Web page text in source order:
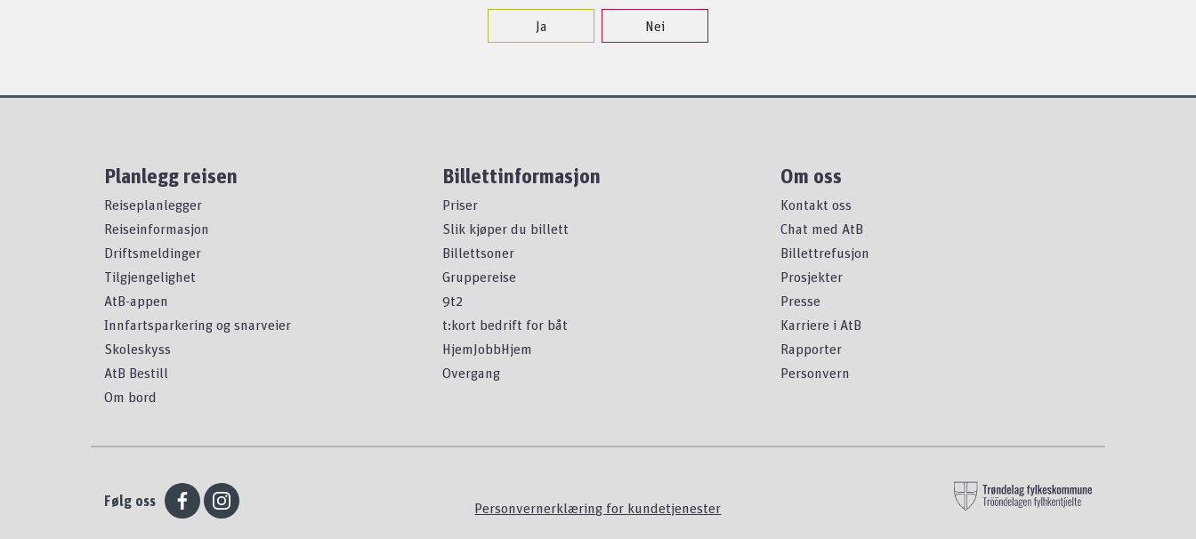
Ja
Nei
Planlegg reisen
Reiseplanlegger
Reiseinformasjon
Driftsmeldinger
Tilgjengelighet
AtB-appen
Innfartsparkering og snarveier
Skoleskyss
AtB Bestill
Om bord
Billettinformasjon
Priser
Slik kjøper du billett
Billettsoner
Gruppereise
9t2
t:kort bedrift for båt
HjemJobbHjem
Overgang
Om oss
Kontakt oss
Chat med AtB
Billettrefusjon
Prosjekter
Presse
Karriere i AtB
Rapporter
Personvern
Følg oss Personvernerklæring for kundetjenester